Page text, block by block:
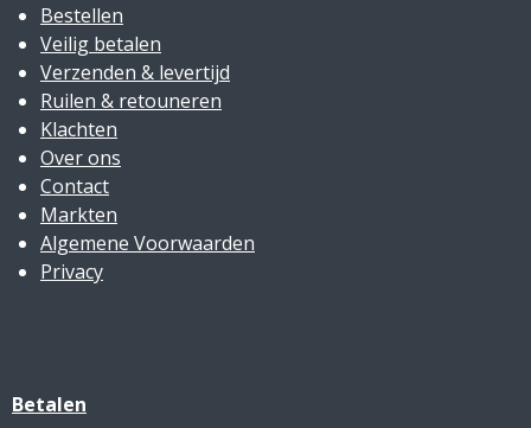
Bestellen
Veilig betalen
Verzenden & levertijd
Ruilen & retouneren
Klachten
Over ons
Contact
Markten
Algemene Voorwaarden
Privacy
Betalen